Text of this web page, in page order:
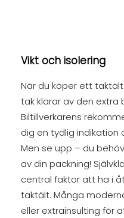
Vikt och isolering
När du köper ett
tak klarar av den
Biltillverkarens
dig en tydlig indikation
Men se upp – du
av din packning!
central faktor att ha i
taktält. Många
eller extrainsulting för